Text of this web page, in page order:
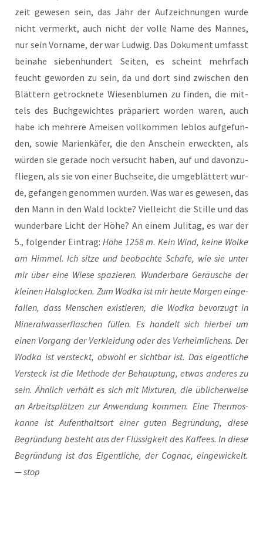
zeit gewe­sen sein, das Jahr der Auf­zeich­nun­gen wur­de
nicht ver­merkt, auch nicht der vol­le Name des Man­nes,
nur sein Vor­na­me, der war Lud­wig. Das Doku­ment umfasst
bei­na­he sie­ben­hun­dert Sei­ten, es scheint mehr­fach
feucht gewor­den zu sein, da und dort sind zwi­schen den
Blät­tern getrock­ne­te Wie­sen­blu­men zu fin­den, die mit­
tels des Buch­ge­wich­tes prä­pa­riert wor­den waren, auch
habe ich meh­re­re Amei­sen voll­kom­men leb­los auf­ge­fun­
den, sowie Mari­en­kä­fer, die den Anschein erweck­ten, als
wür­den sie gera­de noch ver­sucht haben, auf und davon­zu­
flie­gen, als sie von einer Buch­sei­te, die umge­blät­tert wur­
de, gefan­gen genom­men wur­den. Was war es gewe­sen, das
den Mann in den Wald lock­te? Viel­leicht die Stil­le und das
wun­der­ba­re Licht der Höhe? An einem Juli­tag, es war der
5., fol­gen­der Ein­trag: Höhe 1258 m. Kein Wind, kei­ne Wol­ke
am Him­mel. Ich sit­ze und beob­ach­te Scha­fe, wie sie unter
mir über eine Wie­se spa­zie­ren. Wun­der­ba­re Geräu­sche der
klei­nen Hals­glo­cken. Zum Wod­ka ist mir heu­te Mor­gen ein­ge­
fal­len, dass Men­schen exis­tie­ren, die Wod­ka bevor­zugt in
Mine­ral­was­ser­fla­schen fül­len. Es han­delt sich hier­bei um
einen Vor­gang der Ver­klei­dung oder des Ver­heim­li­chens. Der
Wod­ka ist ver­steckt, obwohl er sicht­bar ist. Das eigent­li­che
Ver­steck ist die Metho­de der Behaup­tung, etwas ande­res zu
sein. Ähn­lich ver­hält es sich mit Mix­tu­ren, die übli­cher­wei­se
an Arbeits­plät­zen zur Anwen­dung kom­men. Eine Ther­mos­
kan­ne ist Auf­ent­halts­ort einer guten Begrün­dung, die­se
Begrün­dung besteht aus der Flüs­sig­keit des Kaf­fees. In die­se
Begrün­dung ist das Eigent­li­che, der Cognac, ein­ge­wi­ckelt.
— stop